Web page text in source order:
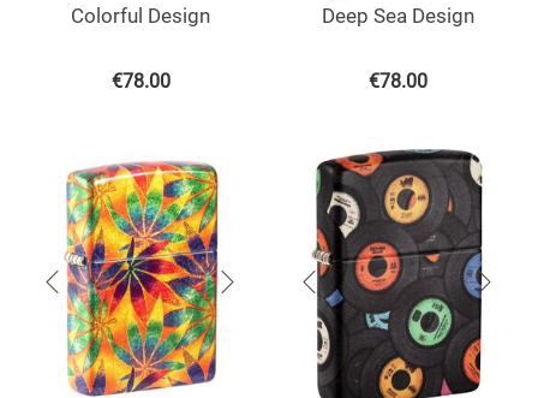
Colorful Design
€78.00
Deep Sea Design
€78.00